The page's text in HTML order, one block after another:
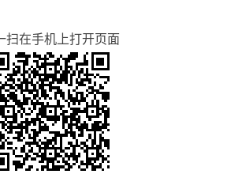
扫在手机上打开页面